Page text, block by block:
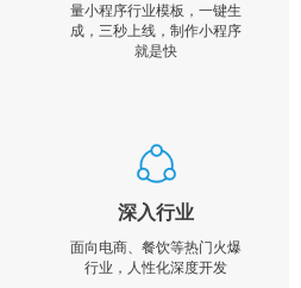
量小程序行业模板，一键生
成，三秒上线，制作小程序
就是快
深入行业
面向电商、餐饮等热门火爆
行业，人性化深度开发